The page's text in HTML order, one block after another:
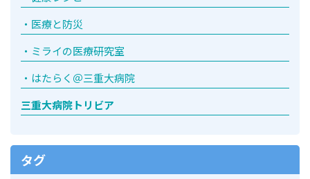
医療と防災
ミライの医療研究室
はたらく＠三重大病院
三重大病院トリビア
タグ